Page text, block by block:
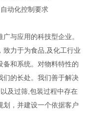
动化控制要求
与应用的科技型企业。
致力于为食品,及化工行业
备和系统。对物料特性的
们的长处。我们善于解决
及过筛,包装过程中存在
划，并建设一个依据客户